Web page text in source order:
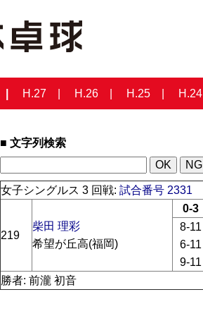
H.27 H.26 H.25 H.24
文字列検索
女子シングルス 3 回戦: 試合番号 2331
219
柴田 理彩
希望が丘高(福岡)
0-3
8-11
6-11
9-11
勝者: 前瀧 初音